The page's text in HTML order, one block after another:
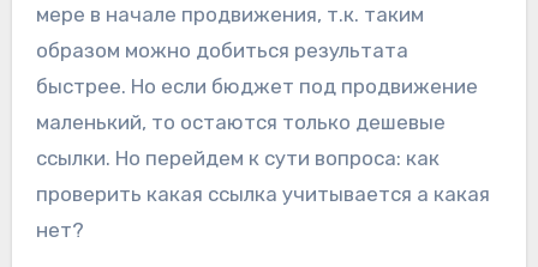
мере в начале продвижения, т.к. таким
образом можно добиться результата
быстрее. Но если бюджет под продвижение
маленький, то остаются только дешевые
ссылки. Но перейдем к сути вопроса: как
проверить какая ссылка учитывается а какая
нет?